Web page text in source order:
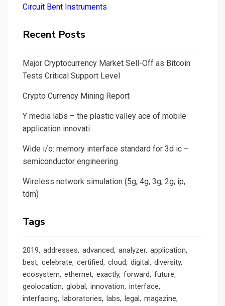
Circuit Bent Instruments
Recent Posts
Major Cryptocurrency Market Sell-Off as Bitcoin
Tests Critical Support Level
Crypto Currency Mining Report
Y media labs – the plastic valley ace of mobile
application innovati
Wide i/o: memory interface standard for 3d ic –
semiconductor engineering
Wireless network simulation (5g, 4g, 3g, 2g, ip,
tdm)
Tags
2019 addresses advanced analyzer application
best celebrate certified cloud digital diversity
ecosystem ethernet exactly forward future
geolocation global innovation interface
interfacing laboratories labs legal magazine